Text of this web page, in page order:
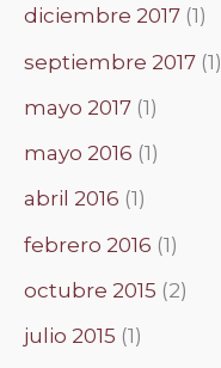
diciembre 2017 (1)
septiembre 2017 (1)
mayo 2017 (1)
mayo 2016 (1)
abril 2016 (1)
febrero 2016 (1)
octubre 2015 (2)
julio 2015 (1)